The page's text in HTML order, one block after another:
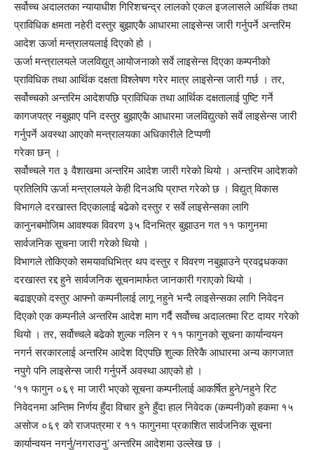
सर्वोच्च अदालतका न्यायाधीश गिरिशचन्द्र लालको एकल इजलासले आर्थिक तथा
प्राविधिक क्षमता नहेरी दस्तुर बुझाएकै आधारमा लाइसेन्स जारी गर्नुपर्ने अन्तरिम
आदेश ऊर्जा मन्त्रालयलाई दिएको हो ।
ऊर्जा मन्त्रालयले जलविद्युत् आयोजनाको सर्वे लाइसेन्स दिएका कम्पनीको
प्राविधिक तथा आर्थिक दक्षता विश्लेषण गरेर मात्र लाइसेन्स जारी गर्छ । तर,
सर्वोच्चको अन्तरिम आदेशपछि प्राविधिक तथा आर्थिक दक्षतालाई पुष्टि गर्ने
कागजपत्र नबुझाए पनि दस्तुर बुझाएकै आधारमा जलविद्युत्को सर्वे लाइसेन्स जारी
गर्नुपर्ने अवस्था आएको मन्त्रालयका अधिकारीले टिप्पणी
गरेका छन् ।
सर्वोच्चले गत ३ वैशाखमा अन्तरिम आदेश जारी गरेको थियो । अन्तरिम आदेशको
प्रतिलिपि ऊर्जा मन्त्रालयले केही दिनअघि प्राप्त गरेको छ । विद्युत् विकास
विभागले दरखास्त दिएकालाई बढेको दस्तुर र सर्वे लाइसेन्सका लागि
कानुनबमोजिम आवश्यक विवरण ३५ दिनभित्र बुझाउन गत ११ फागुनमा
सार्वजनिक सूचना जारी गरेको थियो ।
विभागले तोकिएको समयावधिभित्र थप दस्तुर र विवरण नबुझाउने प्रवद्र्धकका
दरखास्त रद्द हुने सार्वजनिक सूचनामार्फत जानकारी गराएको थियो ।
बढाइएको दस्तुर आफ्नो कम्पनीलाई लागू नहुने भन्दै लाइसेन्सका लागि निवेदन
दिएको एक कम्पनीले अन्तरिम आदेश माग गर्दै सर्वोच्च अदालतमा रिट दायर गरेको
थियो । तर, सर्वोच्चले बढेको शुल्क नलिन र ११ फागुनको सूचना कार्यान्वयन
नगर्न सरकारलाई अन्तरिम आदेश दिएपछि शुल्क तिरेकै आधारमा अन्य कागजात
नपुगे पनि लाइसेन्स जारी गर्नुपर्ने अवस्था आएको हो ।
‘११ फागुन ०६९ मा जारी भएको सूचना कम्पनीलाई आकर्षित हुने/नहुने रिट
निवेदनमा अन्तिम निर्णय हुँदा विचार हुने हुँदा हाल निवेदक (कम्पनी)को हकमा १५
असोज ०६९ को राजपत्रमा र ११ फागुनमा प्रकाशित सार्वजनिक सूचना
कार्यान्वयन नगर्नु/नगराउनु’ अन्तरिम आदेशमा उल्लेख छ ।